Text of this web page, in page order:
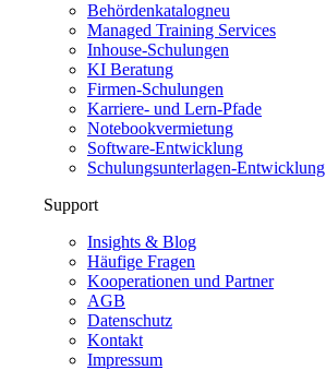
Behördenkatalogneu
Managed Training Services
Inhouse-Schulungen
KI Beratung
Firmen-Schulungen
Karriere- und Lern-Pfade
Notebookvermietung
Software-Entwicklung
Schulungsunterlagen-Entwicklung
Support
Insights & Blog
Häufige Fragen
Kooperationen und Partner
AGB
Datenschutz
Kontakt
Impressum